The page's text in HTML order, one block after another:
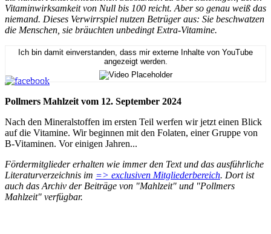
Vitaminwirksamkeit von Null bis 100 reicht. Aber so genau weiß das
niemand. Dieses Verwirrspiel nutzen Betrüger aus: Sie beschwatzen
die Menschen, sie bräuchten unbedingt Extra-Vitamine.
Ich bin damit einverstanden, dass mir externe Inhalte von YouTube
angezeigt werden.
Pollmers Mahlzeit vom 12. September 2024
Nach den Mineralstoffen im ersten Teil werfen wir jetzt einen Blick
auf die Vitamine. Wir beginnen mit den Folaten, einer Gruppe von
B-Vitaminen. Vor einigen Jahren...
Fördermitglieder erhalten wie immer den Text und das ausführliche
Literaturverzeichnis im => exclusiven Mitgliederbereich. Dort ist
auch das Archiv der Beiträge von "Mahlzeit" und "Pollmers
Mahlzeit" verfügbar.